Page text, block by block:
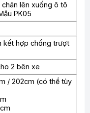
lên xuống ô tô
PK05
kết hợp chống trượt
2 bên xe
/ 202cm (có thể tùy